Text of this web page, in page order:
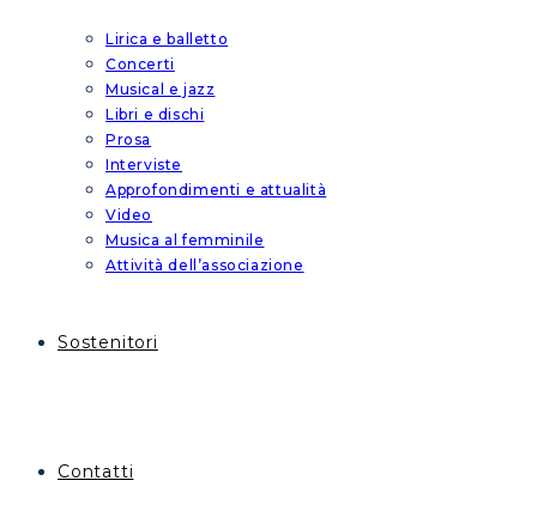
Lirica e balletto
Concerti
Musical e jazz
Libri e dischi
Prosa
Interviste
Approfondimenti e attualità
Video
Musica al femminile
Attività dell’associazione
Sostenitori
Contatti